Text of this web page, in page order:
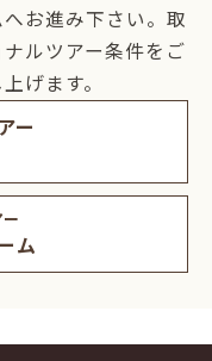
お進み下さい。取
ルツアー条件をご
げます。
ー
ム